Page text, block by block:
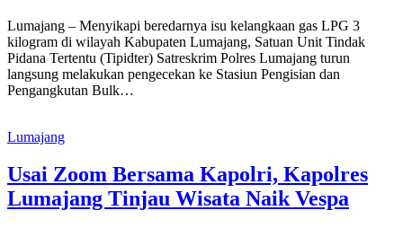
Lumajang – Menyikapi beredarnya isu kelangkaan gas LPG 3
kilogram di wilayah Kabupaten Lumajang, Satuan Unit Tindak
Pidana Tertentu (Tipidter) Satreskrim Polres Lumajang turun
langsung melakukan pengecekan ke Stasiun Pengisian dan
Pengangkutan Bulk…
Lumajang
Usai Zoom Bersama Kapolri, Kapolres
Lumajang Tinjau Wisata Naik Vespa